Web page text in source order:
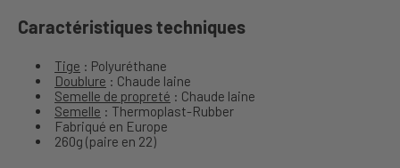
Caractéristiques techniques
Tige : Polyuréthane
Doublure : Chaude laine
Semelle de propreté : Chaude laine
Semelle : Thermoplast-Rubber
Fabriqué en Europe
260g (paire en 22)